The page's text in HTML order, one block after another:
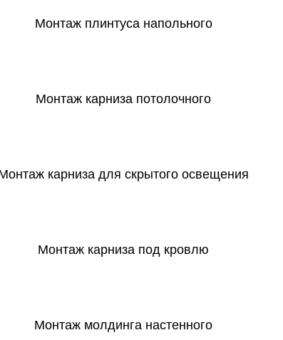
Монтаж плинтуса напольного
Монтаж карниза потолочного
карниза для скрытого освещения
Монтаж карниза под кровлю
Монтаж молдинга настенного